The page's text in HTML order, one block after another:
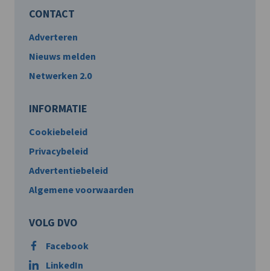
CONTACT
Adverteren
Nieuws melden
Netwerken 2.0
INFORMATIE
Cookiebeleid
Privacybeleid
Advertentiebeleid
Algemene voorwaarden
VOLG DVO
Facebook
LinkedIn